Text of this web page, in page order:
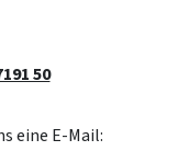
50
eine E-Mail: